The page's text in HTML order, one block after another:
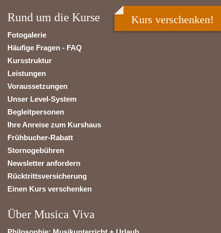
Rund um die Kurse
Fotogalerie
Häufige Fragen - FAQ
Kursstruktur
Leistungen
Voraussetzungen
Unser Level-System
Begleitpersonen
Ihre Anreise zum Kurshaus
Frühbucher-Rabatt
Stornogebühren
Newsletter anfordern
Rücktrittsversicherung
Einen Kurs verschenken
Über Musica Viva
Kurs verschenken!